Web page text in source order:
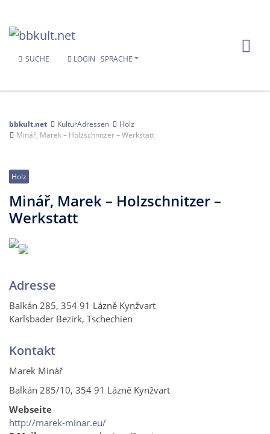
SUCHE LOGIN SPRACHE
bbkult.net KulturAdressen
Holz
Minář, Marek – Holzschnitzer – Werkstatt
Holz
Minář, Marek – Holzschnitzer –
Werkstatt
Adresse
Balkán 285, 354 91 Lázně Kynžvart
Karlsbader Bezirk, Tschechien
Kontakt
Marek Minář
Balkán 285/10, 354 91 Lázně Kynžvart
Webseite
http://marek-minar.eu/